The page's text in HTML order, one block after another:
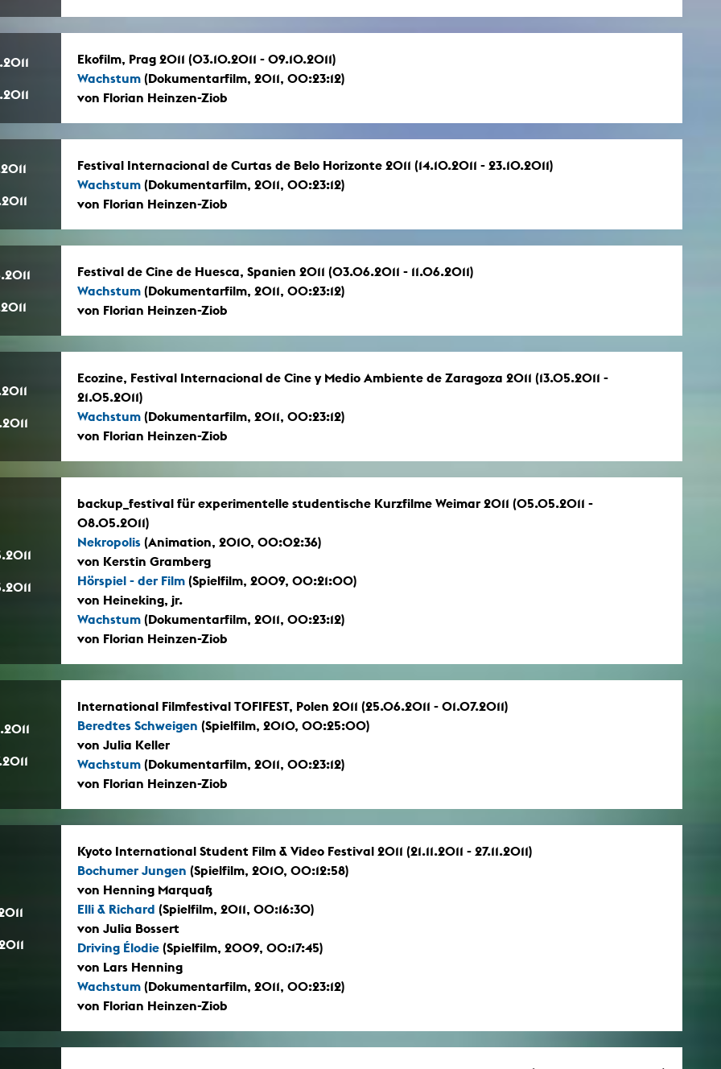
Ekofilm, Prag 2011 (03.10.2011 - 09.10.2011)
Wachstum (Dokumentarfilm, 2011, 00:23:12)
von Florian Heinzen-Ziob
Festival Internacional de Curtas de Belo Horizonte 2011 (14.10.2011 - 23.10.2011)
Wachstum (Dokumentarfilm, 2011, 00:23:12)
von Florian Heinzen-Ziob
Festival de Cine de Huesca, Spanien 2011 (03.06.2011 - 11.06.2011)
Wachstum (Dokumentarfilm, 2011, 00:23:12)
von Florian Heinzen-Ziob
Ecozine, Festival Internacional de Cine y Medio Ambiente de Zaragoza 2011 (13.05.2011 -
21.05.2011)
Wachstum (Dokumentarfilm, 2011, 00:23:12)
von Florian Heinzen-Ziob
backup_festival für experimentelle studentische Kurzfilme Weimar 2011 (05.05.2011 -
08.05.2011)
Nekropolis (Animation, 2010, 00:02:36)
von Kerstin Gramberg
Hörspiel - der Film (Spielfilm, 2009, 00:21:00)
von Heineking, jr.
Wachstum (Dokumentarfilm, 2011, 00:23:12)
von Florian Heinzen-Ziob
International Filmfestival TOFIFEST, Polen 2011 (25.06.2011 - 01.07.2011)
Beredtes Schweigen (Spielfilm, 2010, 00:25:00)
von Julia Keller
Wachstum (Dokumentarfilm, 2011, 00:23:12)
von Florian Heinzen-Ziob
Kyoto International Student Film & Video Festival 2011 (21.11.2011 - 27.11.2011)
Bochumer Jungen (Spielfilm, 2010, 00:12:58)
von Henning Marquaß
Elli & Richard (Spielfilm, 2011, 00:16:30)
von Julia Bossert
Driving Élodie (Spielfilm, 2009, 00:17:45)
von Lars Henning
Wachstum (Dokumentarfilm, 2011, 00:23:12)
von Florian Heinzen-Ziob